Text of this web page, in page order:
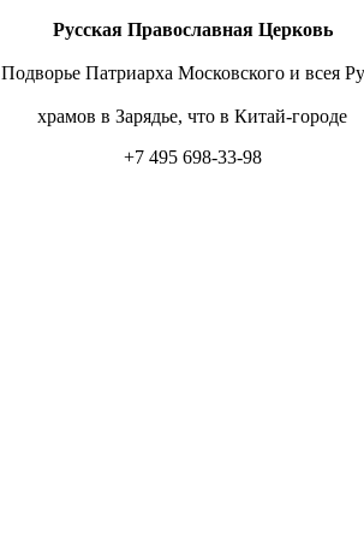
Русская Православная Церковь
Подворье Патриарха Московского и всея
храмов в Зарядье, что в Китай-городе
+7 495 698-33-98